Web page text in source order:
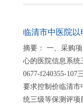
临清市中医院
级等保测评项
摘要： 一、采购
心的医院信息系统
0677-f240355-107
要求控制价临清市
统三级等保测评项